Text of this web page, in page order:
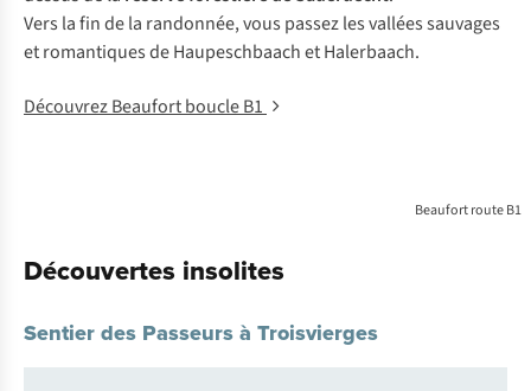
Vers la fin de la randonnée, vous passez les vallées sauvages
et romantiques de Haupeschbaach et Halerbaach.
Découvrez Beaufort boucle B1
Beaufort route B1
Découvertes insolites
Sentier des Passeurs à Troisvierges